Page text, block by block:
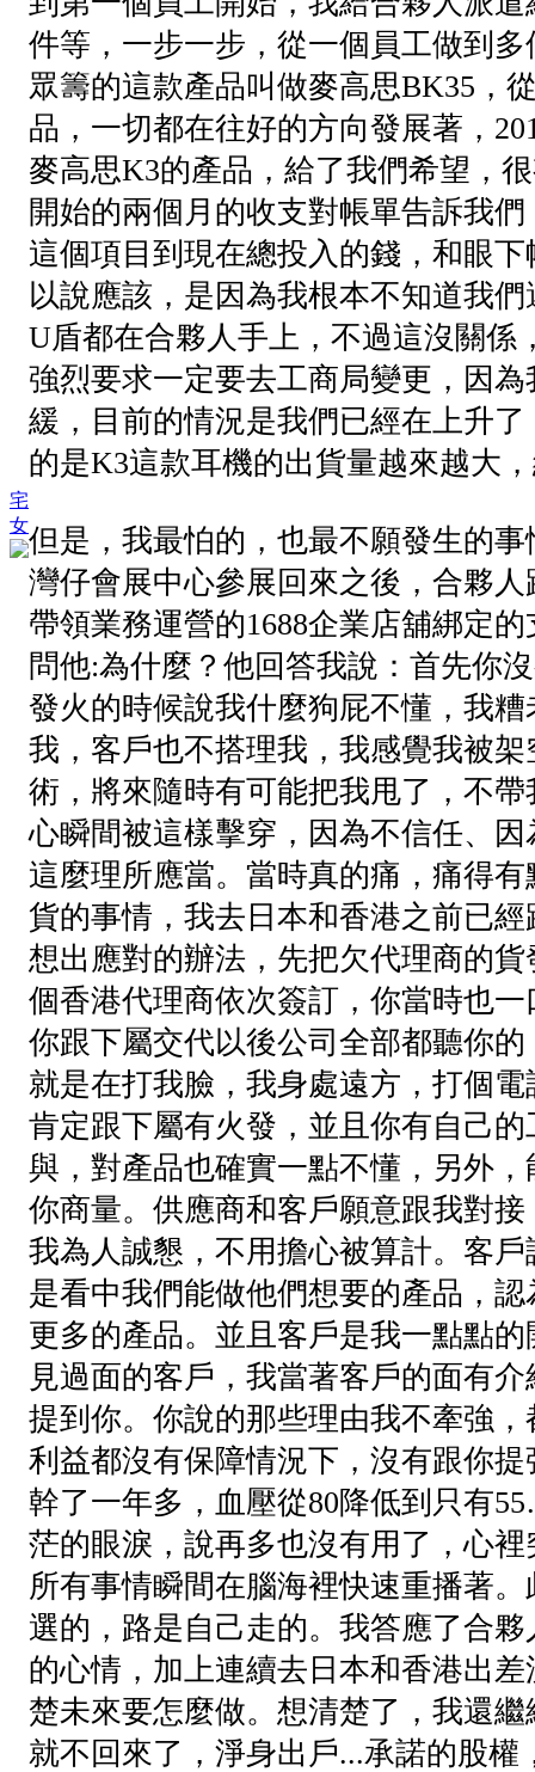
宅
女
件等，一步一步，從一個員工做到
眾籌的這款產品叫做麥高思BK35，
品，一切都在往好的方向發展著，
麥高思K3的產品，給了我們希望，
開始的兩個月的收支對帳單告訴我
這個項目到現在總投入的錢，和眼
以說應該，是因為我根本不知道我
U盾都在合夥人手上，不過這沒關係
強烈要求一定要去工商局變更，因
緩，目前的情況是我們已經在上升
的是K3這款耳機的出貨量越來越大
但是，我最怕的，也最不願發生的
灣仔會展中心參展回來之後，合夥
帶領業務運營的1688企業店舖綁定
問他:為什麼？他回答我說：首先你
發火的時候說我什麼狗屁不懂，我
我，客戶也不搭理我，我感覺我被
術，將來隨時有可能把我甩了，不
心瞬間被這樣擊穿，因為不信任、
這麼理所應當。當時真的痛，痛得
貨的事情，我去日本和香港之前已
想出應對的辦法，先把欠代理商的
個香港代理商依次簽訂，你當時也
你跟下屬交代以後公司全部都聽你
就是在打我臉，我身處遠方，打個
肯定跟下屬有火發，並且你有自己
與，對產品也確實一點不懂，另外
你商量。供應商和客戶願意跟我對
我為人誠懇，不用擔心被算計。客
是看中我們能做他們想要的產品，
更多的產品。並且客戶是我一點點
見過面的客戶，我當著客戶的面有
提到你。你說的那些理由我不牽強
利益都沒有保障情況下，沒有跟你
幹了一年多，血壓從80降低到只有
茫的眼淚，說再多也沒有用了，心
所有事情瞬間在腦海裡快速重播著
選的，路是自己走的。我答應了合
的心情，加上連續去日本和香港出
楚未來要怎麼做。想清楚了，我還
就不回來了，淨身出戶...承諾的股